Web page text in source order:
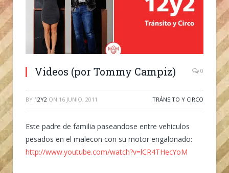
Videos (por Tommy Campiz) 0
BY 12Y2 ON 16 JUNIO, 2011 TRÁNSITO Y CIRCO
Este padre de familia paseandose entre vehiculos
pesados en el malecon con su motor engalonado:
http://www.youtube.com/watch?v=lCR4THecYoM